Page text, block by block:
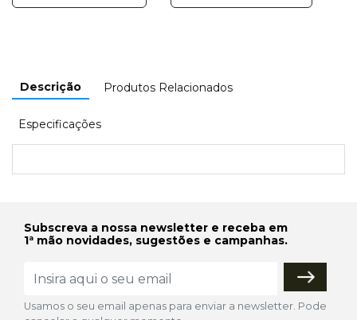
Descrição Produtos Relacionados
Especificações
Subscreva a nossa newsletter e receba em
1ª mão novidades, sugestões e campanhas.
Usamos o seu email apenas para enviar a newsletter. Pode